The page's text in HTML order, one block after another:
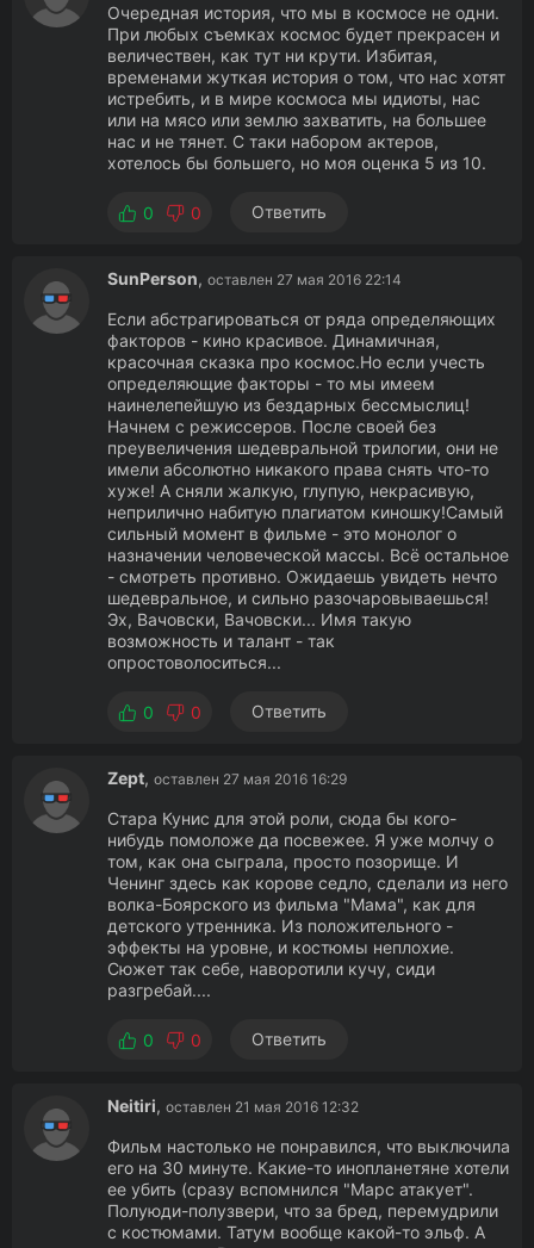
Очередная история, что мы в космосе не одни.
При любых съемках космос будет прекрасен и
величествен, как тут ни крути. Избитая,
временами жуткая история о том, что нас хотят
истребить, и в мире космоса мы идиоты, нас
или на мясо или землю захватить, на большее
нас и не тянет. С таки набором актеров,
хотелось бы большего, но моя оценка 5 из 10.
0 0 Ответить
SunPerson, оставлен 27 мая 2016 22:14
Если абстрагироваться от ряда определяющих
факторов - кино красивое. Динамичная,
красочная сказка про космос.Но если учесть
определяющие факторы - то мы имеем
наинелепейшую из бездарных бессмыслиц!
Начнем с режиссеров. После своей без
преувеличения шедевральной трилогии, они не
имели абсолютно никакого права снять что-то
хуже! А сняли жалкую, глупую, некрасивую,
неприлично набитую плагиатом киношку!Самый
сильный момент в фильме - это монолог о
назначении человеческой массы. Всё остальное
- смотреть противно. Ожидаешь увидеть нечто
шедевральное, и сильно разочаровываешься!
Эх, Вачовски, Вачовски... Имя такую
возможность и талант - так
опростоволоситься...
0 0 Ответить
Zept, оставлен 27 мая 2016 16:29
Стара Кунис для этой роли, сюда бы кого-
нибудь помоложе да посвежее. Я уже молчу о
том, как она сыграла, просто позорище. И
Ченинг здесь как корове седло, сделали из него
волка-Боярского из фильма "Мама", как для
детского утренника. Из положительного -
эффекты на уровне, и костюмы неплохие.
Сюжет так себе, наворотили кучу, сиди
разгребай....
0 0 Ответить
Neitiri, оставлен 21 мая 2016 12:32
Фильм настолько не понравился, что выключила
его на 30 минуте. Какие-то инопланетяне хотели
ее убить (сразу вспомнился "Марс атакует".
Полуюди-полузвери, что за бред, перемудрили
с костюмами. Татум вообще какой-то эльф. А